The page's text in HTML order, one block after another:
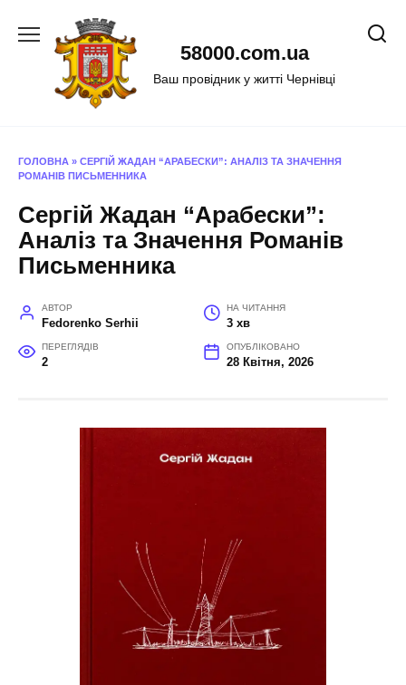
58000.com.ua
Ваш провідник у житті Чернівці
ГОЛОВНА » СЕРГІЙ ЖАДАН “АРАБЕСКИ”: АНАЛІЗ ТА ЗНАЧЕННЯ
РОМАНІВ ПИСЬМЕННИКА
Сергій Жадан “Арабески”:
Аналіз та Значення Романів
Письменника
АВТОР
Fedorenko Serhii
НА ЧИТАННЯ
3 хв
ПЕРЕГЛЯДІВ
2
ОПУБЛІКОВАНО
28 Квітня, 2026